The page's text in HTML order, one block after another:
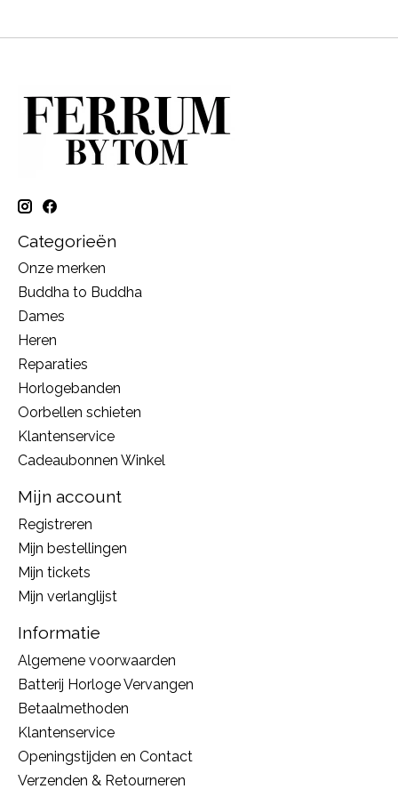
Categorieën
Onze merken
Buddha to Buddha
Dames
Heren
Reparaties
Horlogebanden
Oorbellen schieten
Klantenservice
Cadeaubonnen Winkel
Mijn account
Registreren
Mijn bestellingen
Mijn tickets
Mijn verlanglijst
Informatie
Algemene voorwaarden
Batterij Horloge Vervangen
Betaalmethoden
Klantenservice
Openingstijden en Contact
Verzenden & Retourneren